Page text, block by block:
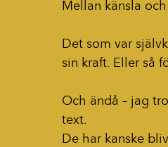
Mellan känsla
Det som var
sin kraft. Eller så
Och ändå – jag
text.
De har kanske